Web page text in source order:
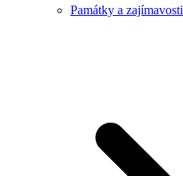
Památky a zajímavosti